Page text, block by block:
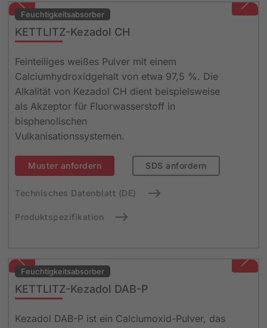
Feuchtigkeits­absorber
KETTLITZ-Kezadol CH
Feinteiliges weißes Pulver mit einem
Calciumhydroxidgehalt von etwa 97,5 %. Die
Alkalität von Kezadol CH dient beispielsweise
als Akzeptor für Fluorwasserstoff in
bisphenolischen
Vulkanisationssystemen.
Muster anfordern SDS anfordern
Technisches Datenblatt (DE)
Produktspezifikation
Feuchtigkeits­absorber
KETTLITZ-Kezadol DAB-P
Kezadol DAB-P ist ein Calciumoxid-Pulver, das